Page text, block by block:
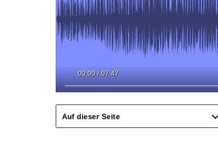
00:00 / 07:47
Auf dieser Seite